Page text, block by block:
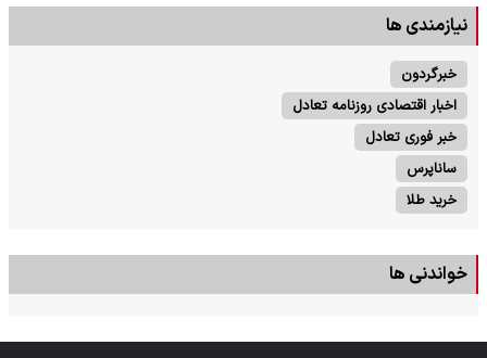
نیازمندی ها
خبرگردون
اخبار اقتصادی روزنامه تعادل
خبر فوری تعادل
ساناپرس
خرید طلا
خواندنی ها